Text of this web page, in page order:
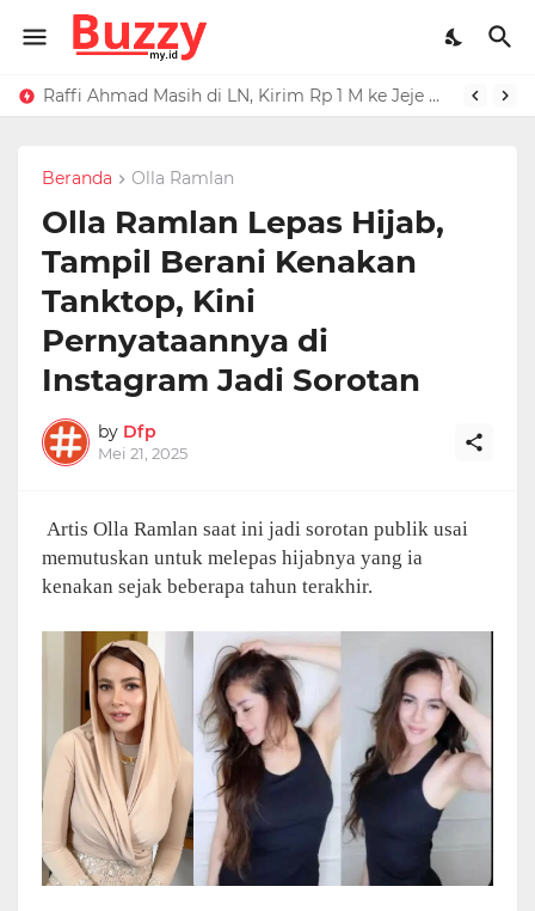
Raffi Ahmad Masih di LN, Kirim Rp 1 M ke Jeje Buat Korban Longsor Bandung Barat
Beranda Olla Ramlan
Olla Ramlan Lepas Hijab,
Tampil Berani Kenakan
Tanktop, Kini
Pernyataannya di
Instagram Jadi Sorotan
by Dfp
Mei 21, 2025
Artis Olla Ramlan saat ini jadi sorotan publik usai
memutuskan untuk melepas hijabnya yang ia
kenakan sejak beberapa tahun terakhir.